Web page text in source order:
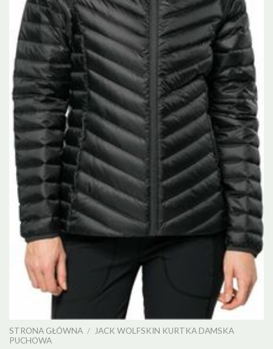
STRONA GŁÓWNA /
JACK WOLFSKIN KURTKA DAMSKA
PUCHOWA